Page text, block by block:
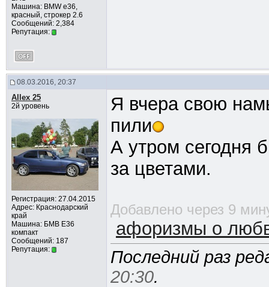
Машина: BMW e36,
красный, строкер 2.6
Сообщений: 2,384
Репутация:
08.03.2016, 20:37
Allex 25
2й уровень
Регистрация: 27.04.2015
Адрес: Краснодарский
край
Машина: БМВ Е36
компакт
Сообщений: 187
Репутация:
Я вчера свою
пили
А утром сегодня
за цветами.
Добавлено через 9
афоризмы о
Последний раз
20:30.